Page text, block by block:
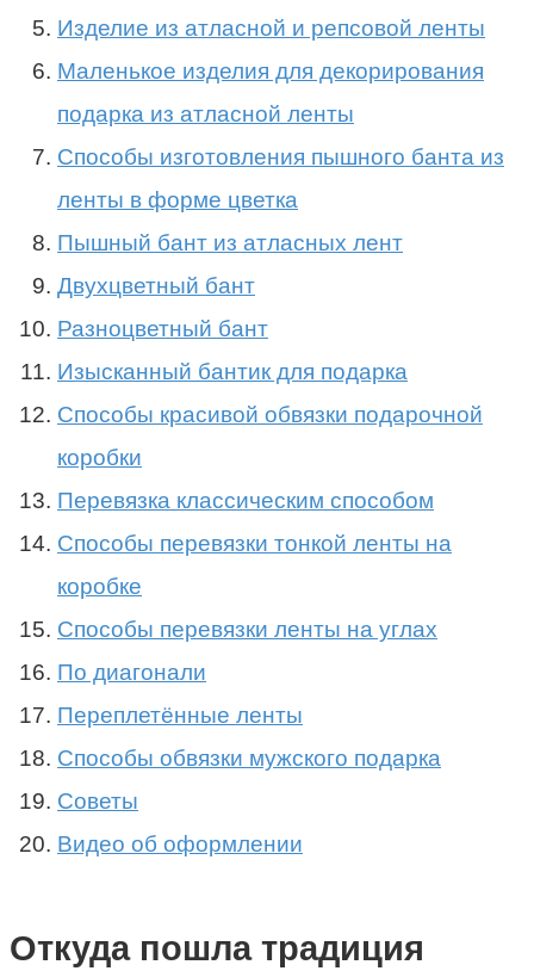
Изделие из атласной и репсовой ленты
Маленькое изделия для декорирования
подарка из атласной ленты
Способы изготовления пышного банта из
ленты в форме цветка
Пышный бант из атласных лент
Двухцветный бант
Разноцветный бант
Изысканный бантик для подарка
Способы красивой обвязки подарочной
коробки
Перевязка классическим способом
Способы перевязки тонкой ленты на
коробке
Способы перевязки ленты на углах
По диагонали
Переплетённые ленты
Способы обвязки мужского подарка
Советы
Видео об оформлении
Откуда пошла традиция